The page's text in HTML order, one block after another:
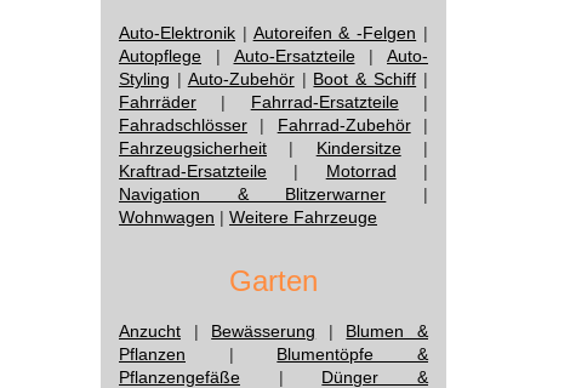
Auto-Elektronik | Autoreifen & -Felgen |
Autopflege | Auto-Ersatzteile| Auto-
Styling | Auto-Zubehör| Boot & Schiff |
Fahrräder | Fahrrad-Ersatzteile|
Fahradschlösser | Fahrrad-Zubehör|
Fahrzeugsicherheit | Kindersitze|
Kraftrad-Ersatzteile | Motorrad |
Navigation & Blitzerwarner |
Wohnwagen | Weitere Fahrzeuge
Garten
Anzucht | Bewässerung | Blumen &
Pflanzen | Blumentöpfe &
Pflanzengefäße | Dünger &